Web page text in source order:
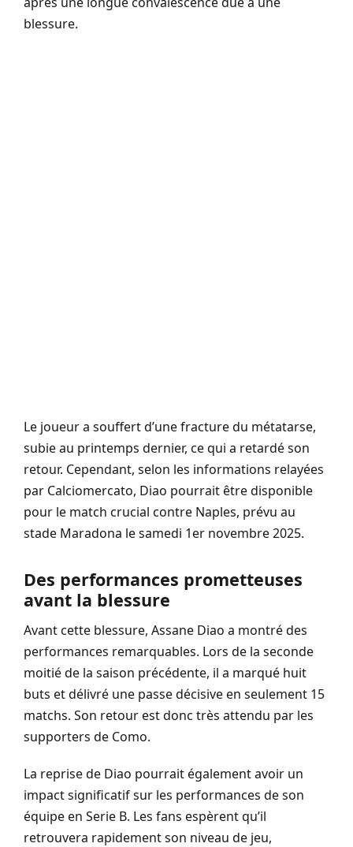
blessure.
Le joueur a souffert d’une fracture du métatarse,
subie au printemps dernier, ce qui a retardé son
retour. Cependant, selon les informations relayées
par Calciomercato, Diao pourrait être disponible
pour le match crucial contre Naples, prévu au
stade Maradona le samedi 1er novembre 2025.
Des performances prometteuses
avant la blessure
Avant cette blessure, Assane Diao a montré des
performances remarquables. Lors de la seconde
moitié de la saison précédente, il a marqué huit
buts et délivré une passe décisive en seulement 15
matchs. Son retour est donc très attendu par les
supporters de Como.
La reprise de Diao pourrait également avoir un
impact significatif sur les performances de son
équipe en Serie B. Les fans espèrent qu’il
retrouvera rapidement son niveau de jeu,